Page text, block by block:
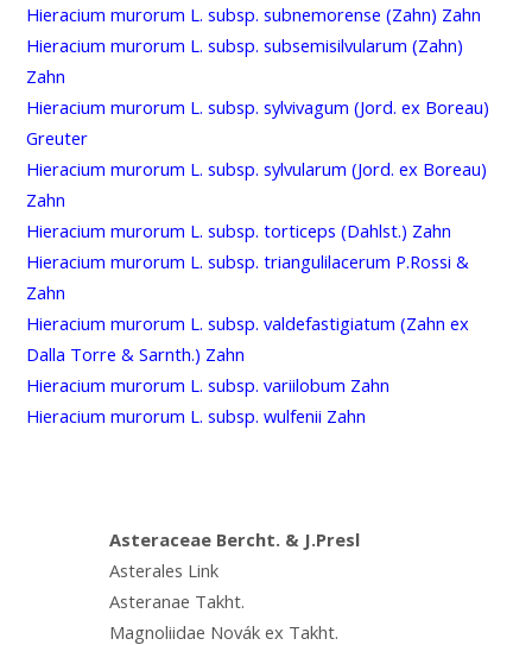
Hieracium murorum L. subsp. subnemorense (Zahn) Zahn
Hieracium murorum L. subsp. subsemisilvularum (Zahn)
Zahn
Hieracium murorum L. subsp. sylvivagum (Jord. ex Boreau)
Greuter
Hieracium murorum L. subsp. sylvularum (Jord. ex Boreau)
Zahn
Hieracium murorum L. subsp. torticeps (Dahlst.) Zahn
Hieracium murorum L. subsp. triangulilacerum P.Rossi &
Zahn
Hieracium murorum L. subsp. valdefastigiatum (Zahn ex
Dalla Torre & Sarnth.) Zahn
Hieracium murorum L. subsp. variilobum Zahn
Hieracium murorum L. subsp. wulfenii Zahn
Asteraceae Bercht. & J.Presl
Asterales Link
Asteranae Takht.
Magnoliidae Novák ex Takht.